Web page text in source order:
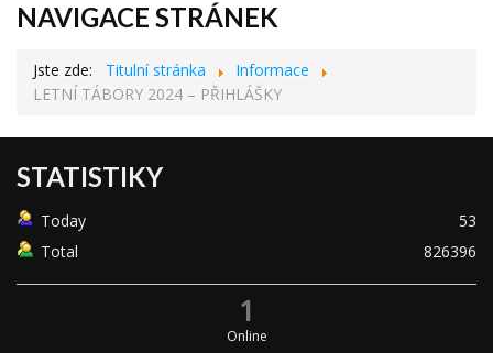
NAVIGACE STRÁNEK
Jste zde: Titulní stránka
Informace
LETNÍ TÁBORY 2024 – PŘIHLÁŠKY
STATISTIKY
Today
53
Total
826396
1
Online